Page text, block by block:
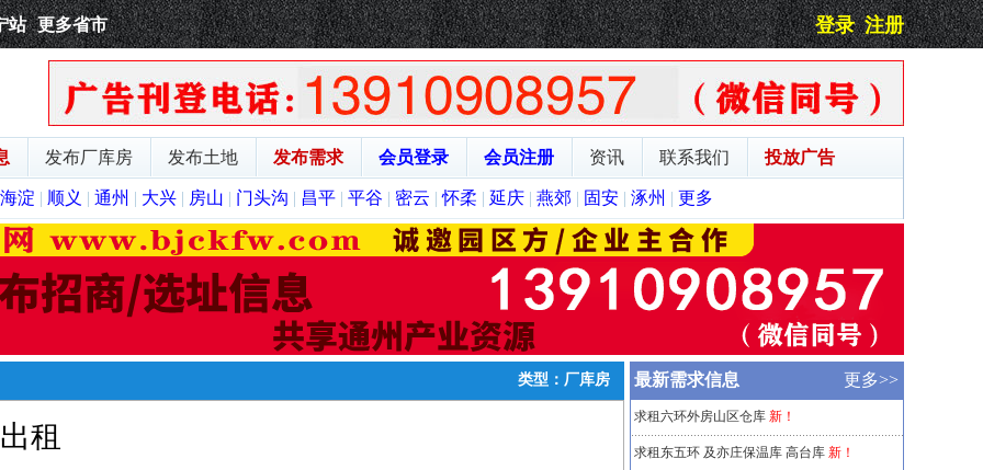
站 更多省市 登录 注册
发布厂库房 发布土地 发布需求 会员登录 会员注册 资讯 联系我们 投放广告
海淀 | 顺义 | 通州 | 大兴 | 房山 | 门头沟 | 昌平 | 平谷 | 密云 |怀柔 | 延庆 | 燕郊 | 固安 | 涿州 | 更多
类型：厂库房
租
更多>>
最新需求信息
求租六环外房山区仓库 新！
求租东五环 及亦庄保温库 高台库 新！